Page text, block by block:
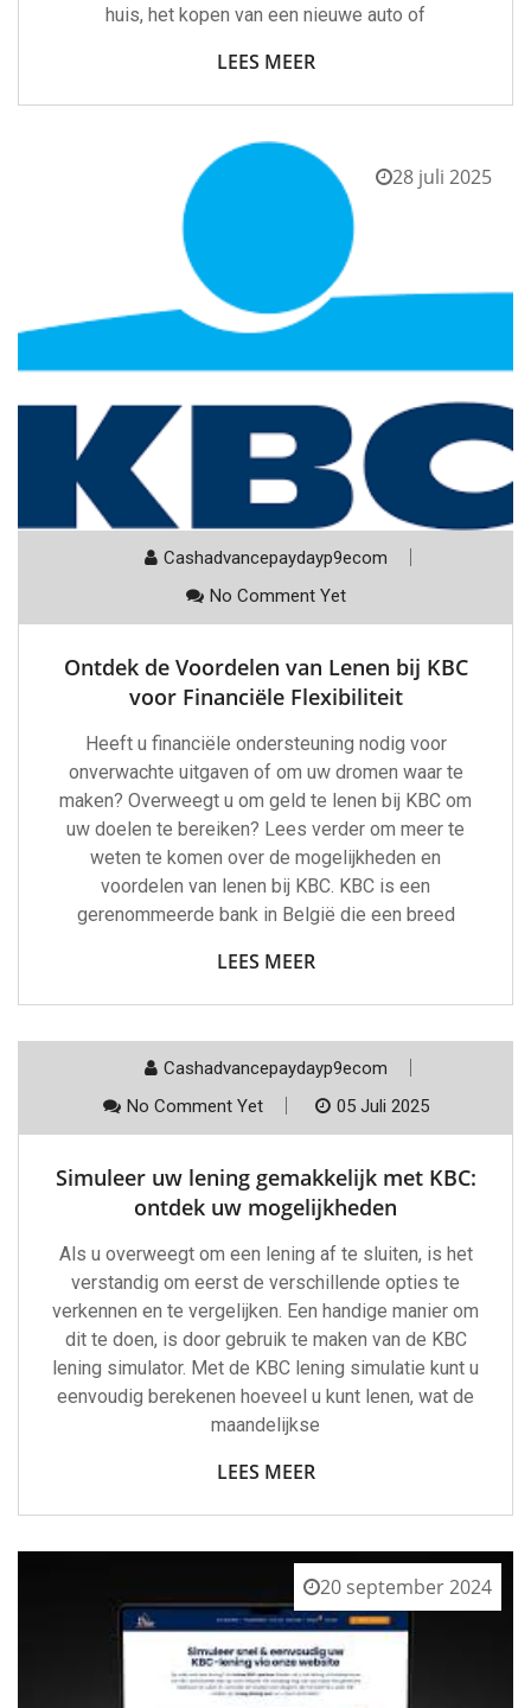
huis, het kopen van een nieuwe auto of
LEES MEER
28 juli 2025
Cashadvancepaydayp9ecom
No Comment Yet
Ontdek de Voordelen van Lenen bij KBC
voor Financiële Flexibiliteit
Heeft u financiële ondersteuning nodig voor
onverwachte uitgaven of om uw dromen waar te
maken? Overweegt u om geld te lenen bij KBC om
uw doelen te bereiken? Lees verder om meer te
weten te komen over de mogelijkheden en
voordelen van lenen bij KBC. KBC is een
gerenommeerde bank in België die een breed
LEES MEER
Cashadvancepaydayp9ecom
No Comment Yet
05 Juli 2025
Simuleer uw lening gemakkelijk met KBC:
ontdek uw mogelijkheden
Als u overweegt om een lening af te sluiten, is het
verstandig om eerst de verschillende opties te
verkennen en te vergelijken. Een handige manier om
dit te doen, is door gebruik te maken van de KBC
lening simulator. Met de KBC lening simulatie kunt u
eenvoudig berekenen hoeveel u kunt lenen, wat de
maandelijkse
LEES MEER
20 september 2024